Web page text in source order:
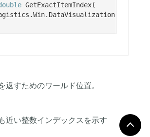
GetExactItemIndex(
返すためのワールド位置。
近い整数インデックスを示す
クス。